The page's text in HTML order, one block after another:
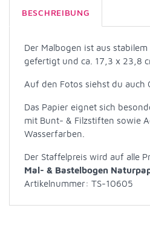
BESCHREIBUNG
Der Malbogen ist aus
gefertigt und ca. 17,3 x 23,8
Auf den Fotos siehst du auch
Das Papier eignet sich
mit Bunt- & Filzstiften sowie
Wasserfarben.
Der Staffelpreis wird auf alle
Mal- & Bastelbogen
Artikelnummer: TS-10605